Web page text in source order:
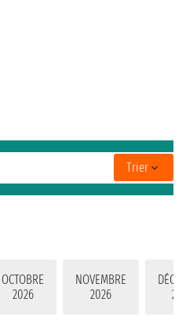
OCTOBRE
2026
NOVEMBRE
2026
Trier